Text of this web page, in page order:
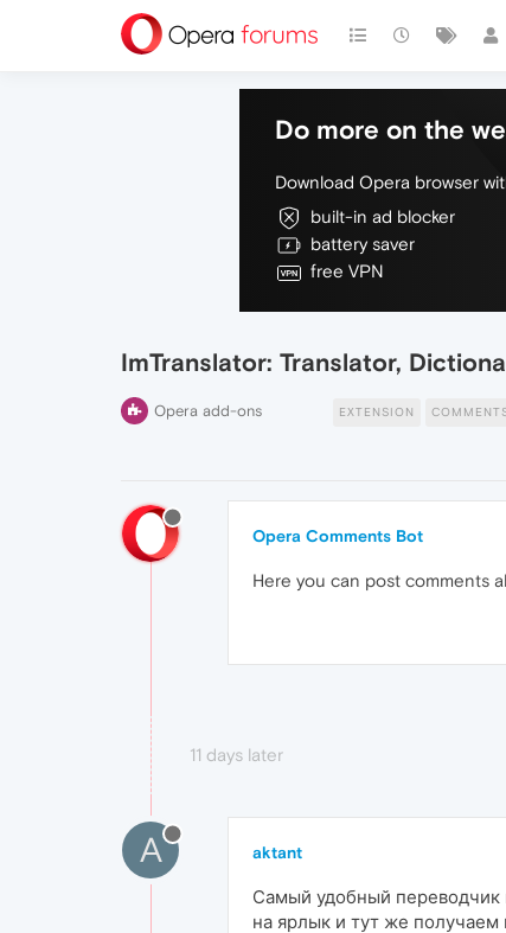
Do more on the
Download Opera browser
built-in ad blocker
battery saver
free VPN
ImTranslator: Translator,
Opera add-ons EXTENSION
Opera Comments Bot
Here you can post comments
11 days later
A aktant
Самый удобный переводчик
на ярлык и тут же получаем